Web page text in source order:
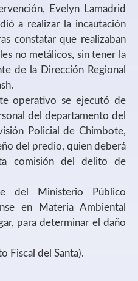
Evelyn Lamadrid
a realizar la incautación
constatar que realizaban
no metálicos, sin tener la
de la Dirección Regional
operativo se ejecutó de
del departamento del
Policial de Chimbote,
del predio, quien deberá
comisión del delito de
del Ministerio Público
en Materia Ambiental
para determinar el daño
Fiscal del Santa).